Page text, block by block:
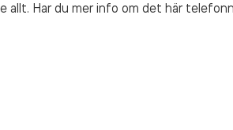
allt. Har du mer info om det här